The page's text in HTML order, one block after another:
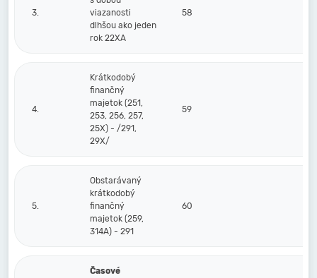
3.
viazanosti
dlhšou ako jeden
rok 22XA
58
4.
Krátkodobý
finančný
majetok (251,
253, 256, 257,
25X) - /291,
29X/
59
5.
Obstarávaný
krátkodobý
finančný
majetok (259,
314A) - 291
60
Časové